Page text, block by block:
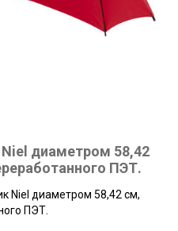
диаметром 58,42
ПЭТ.
Niel диаметром 58,42 см,
ПЭТ.